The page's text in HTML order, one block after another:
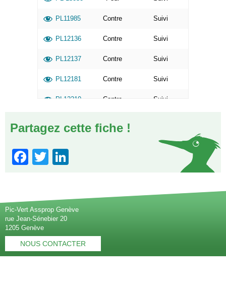
PL11985 Contre Suivi
PL12136 Contre Suivi
PL12137 Contre Suivi
PL12181 Contre Suivi
PL12210 Contre Suivi
Suivi
Partagez cette fiche !
Facebook
Twitter
Pic-Vert Assprop Genève
rue Jean-Sénebier 20
1205 Genève
NOUS CONTACTER